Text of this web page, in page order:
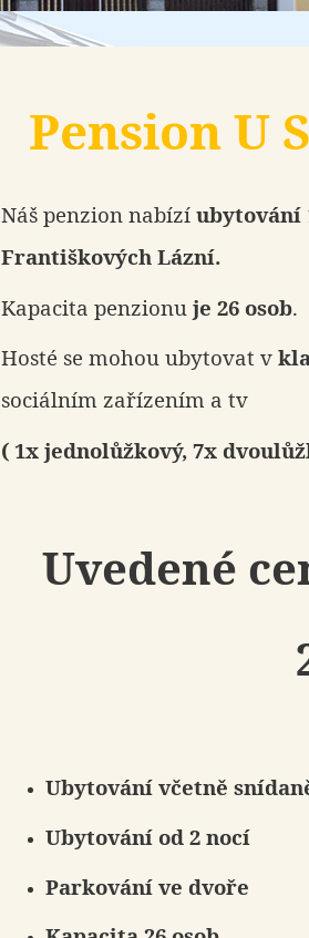
Pension U
Náš penzion nabízí ubytování
Františkových Lázní.
Kapacita penzionu je 26 osob.
Hosté se mohou ubytovat v
sociálním zařízením a tv
( 1x jednolůžkový, 7x
Uvedené
Ubytování včetně
Ubytování od 2 nocí
Parkování ve dvoře